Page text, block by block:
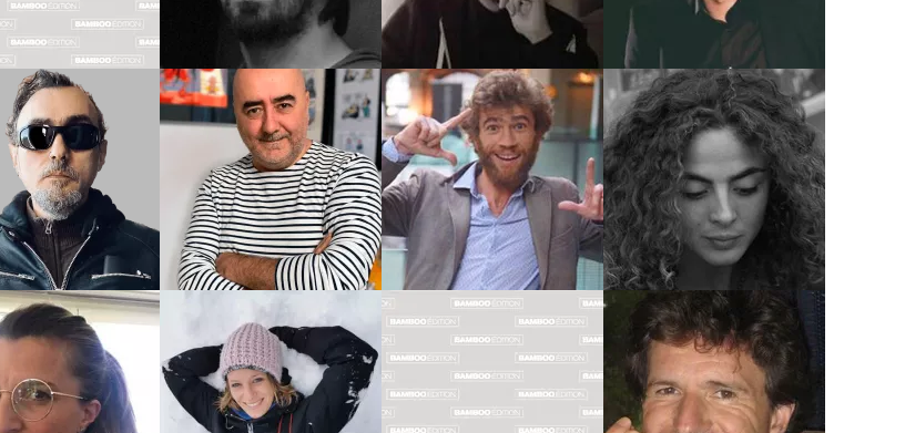
Albums Albums Albums
Dessinateur
RICHARD
DI
MARTINO
Biographie
Albums
Dessinateur
DIAZ
Biographie
Albums
Auteur
Dessinateur
DOMAS
Biographie
Albums
Dessinateur
MATHILDE
DOMECQ
Biographie
Albums
Coloriste
ARMELLE
DROUIN
Biographie
Scénariste
CAROLE
DUBREUIL
Biographie
Coloriste
ANNE-MARIE
DUCASSE
Biographie
Scénariste
DUGOMIER
Biographie